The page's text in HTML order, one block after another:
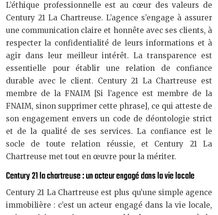
L’éthique professionnelle est au cœur des valeurs de
Century 21 La Chartreuse. L’agence s’engage à assurer
une communication claire et honnête avec ses clients, à
respecter la confidentialité de leurs informations et à
agir dans leur meilleur intérêt. La transparence est
essentielle pour établir une relation de confiance
durable avec le client. Century 21 La Chartreuse est
membre de la FNAIM [Si l’agence est membre de la
FNAIM, sinon supprimer cette phrase], ce qui atteste de
son engagement envers un code de déontologie strict
et de la qualité de ses services. La confiance est le
socle de toute relation réussie, et Century 21 La
Chartreuse met tout en œuvre pour la mériter.
Century 21 la chartreuse : un acteur engagé dans la vie locale
Century 21 La Chartreuse est plus qu’une simple agence
immobilière : c’est un acteur engagé dans la vie locale,